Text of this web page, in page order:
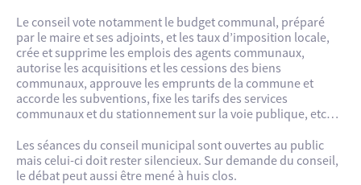
Le conseil vote notamment le budget communal, préparé
par le maire et ses adjoints, et les taux d’imposition locale,
crée et supprime les emplois des agents communaux,
autorise les acquisitions et les cessions des biens
communaux, approuve les emprunts de la commune et
accorde les subventions, fixe les tarifs des services
communaux et du stationnement sur la voie publique, etc…
Les séances du conseil municipal sont ouvertes au public
mais celui-ci doit rester silencieux. Sur demande du conseil,
le débat peut aussi être mené à huis clos.